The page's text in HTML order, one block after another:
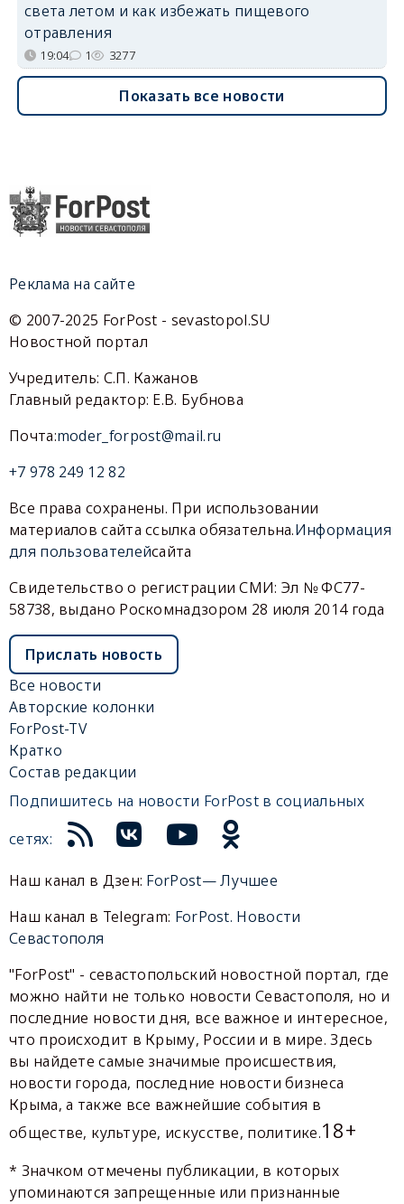
света летом и как избежать пищевого
отравления
19:04 1 3277
Показать все новости
Реклама на сайте
© 2007-2025 ForPost - sevastopol.SU
Новостной портал
Учредитель: С.П. Кажанов
Главный редактор: Е.В. Бубнова
Почта:moder_forpost@mail.ru
+7 978 249 12 82
Все права сохранены. При использовании
материалов сайта ссылка обязательна.Информация
для пользователейсайта
Свидетельство о регистрации СМИ: Эл № ФС77-
58738, выдано Роскомнадзором 28 июля 2014 года
Прислать новость
Все новости
Авторские колонки
ForPost-TV
Кратко
Состав редакции
Подпишитесь на новости ForPost в социальных
сетях:
Наш канал в Дзен: ForPost— Лучшее
Наш канал в Telegram: ForPost. Новости
Севастополя
"ForPost" - севастопольский новостной портал, где
можно найти не только новости Севастополя, но и
последние новости дня, все важное и интересное,
что происходит в Крыму, России и в мире. Здесь
вы найдете самые значимые происшествия,
новости города, последние новости бизнеса
Крыма, а также все важнейшие события в
обществе, культуре, искусстве, политике.18+
* Значком отмечены публикации, в которых
упоминаются запрещенные или признанные